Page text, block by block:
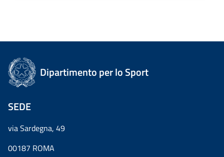
Dipartimento per lo Sport
SEDE
via Sardegna, 49
00187 ROMA